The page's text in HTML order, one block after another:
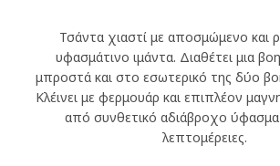
Τσάντα χιαστί με αποσμώμενο και
υφασμάτινο ιμάντα. Διαθέτει μια
μπροστά και στο εσωτερικό της δύο
Κλέινει με φερμουάρ και επιπλέον
από συνθετικό αδιάβροχο
λεπτομέρειες.